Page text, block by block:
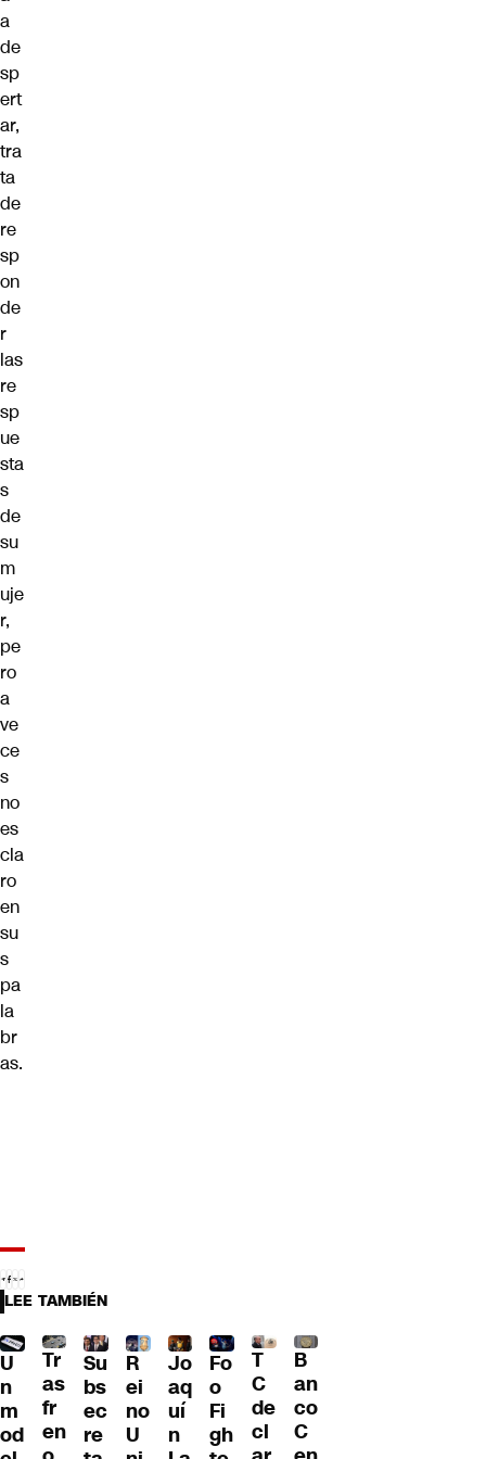
a
de
sp
ert
ar,
tra
ta
de
re
sp
on
de
r
las
re
sp
ue
sta
s
de
su
m
uje
r,
pe
ro
a
ve
ce
s
no
es
cla
ro
en
su
s
pa
la
br
as.
LEE TAMBIÉN
U
n
m
od
Tr
as
fr
en
Su
bs
ec
re
R
ei
no
U
Jo
aq
uí
n
Fo
o
Fi
gh
T
C
de
cl
B
an
co
C